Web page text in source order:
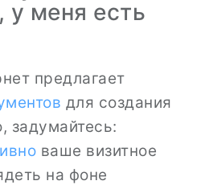
у меня есть
предлагает
для создания
задумайтесь:
ваше визитное
на фоне